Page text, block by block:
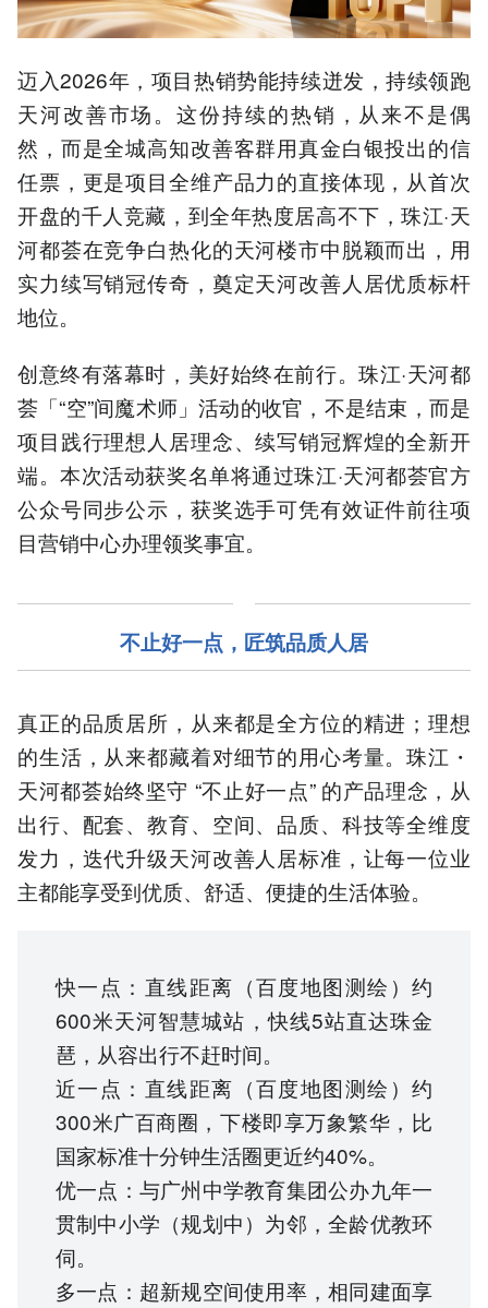
迈入2026年，项目热销势能持续迸发，持续领跑
天河改善市场。这份持续的热销，从来不是偶
然，而是全城高知改善客群用真金白银投出的信
任票，更是项目全维产品力的直接体现，从首次
开盘的千人竞藏，到全年热度居高不下，珠江·天
河都荟在竞争白热化的天河楼市中脱颖而出，用
实力续写销冠传奇，奠定天河改善人居优质标杆
地位。
创意终有落幕时，美好始终在前行。珠江·天河都
荟「“空”间魔术师」活动的收官，不是结束，而是
项目践行理想人居理念、续写销冠辉煌的全新开
端。本次活动获奖名单将通过珠江·天河都荟官方
公众号同步公示，获奖选手可凭有效证件前往项
目营销中心办理领奖事宜。
不止好一点，匠筑品质人居
真正的品质居所，从来都是全方位的精进；理想
的生活，从来都藏着对细节的用心考量。珠江・
天河都荟始终坚守 “不止好一点” 的产品理念，从
出行、配套、教育、空间、品质、科技等全维度
发力，迭代升级天河改善人居标准，让每一位业
主都能享受到优质、舒适、便捷的生活体验。
快一点：直线距离（百度地图测绘）约
600米天河智慧城站，快线5站直达珠金
琶，从容出行不赶时间。
近一点：直线距离（百度地图测绘）约
300米广百商圈，下楼即享万象繁华，比
国家标准十分钟生活圈更近约40%。
优一点：与广州中学教育集团公办九年一
贯制中小学（规划中）为邻，全龄优教环
伺。
多一点：超新规空间使用率，相同建面享